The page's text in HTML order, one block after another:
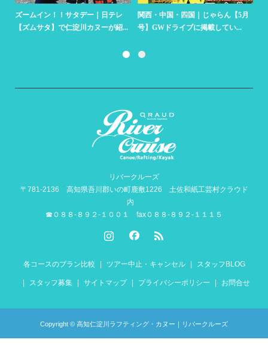
ゃらん【5月
してい...
朝日放送テレビ｜相席食堂でリバー
クルーズ仁淀川サップ（SUP...
JALグループ機内誌【スカ
ド】SKYWARDで仁淀川カ
リバークルーズ
〒781-2136 高知県吾川郡いの町鹿敷1226 土佐和紙工芸村クラウド
内
☎０８８-８９２-１００１ fax０８８-８９２-１１１５
各コースのプラン比較 ツアー中止・キャンセル スタッフBLOG
スタッフ募集 サイトマップ プライバシーポリシー お問合せ
Copyright © 高知仁淀川ラフティング・カヌー｜リバークルーズ